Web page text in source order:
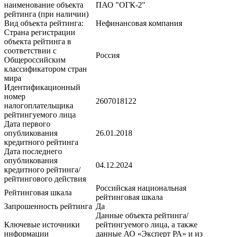
наименование объекта
рейтинга (при наличии)
ПАО "ОГК-2"
Вид объекта рейтинга:
Нефинансовая компания
Страна регистрации
объекта рейтинга в
соответствии с
Общероссийским
классификатором стран
мира
Россия
Идентификационный
номер
налогоплательщика
рейтингуемого лица
2607018122
Дата первого
опубликования
кредитного рейтинга
26.01.2018
Дата последнего
опубликования
кредитного рейтинга/
рейтингового действия
04.12.2024
Рейтинговая шкала
Российская национальная
рейтинговая шкала
Запрошенность рейтинга Да
Ключевые источники
информации
Данные объекта рейтинга/
рейтингуемого лица, а также
данные АО «Эксперт РА» и из